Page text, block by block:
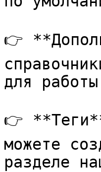
👉
для
👉
можете
разделе